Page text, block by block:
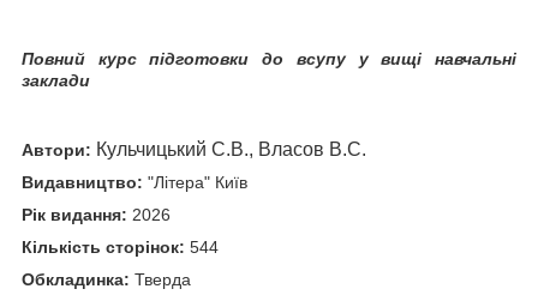
Повний курс підготовки до всупу у вищі навчальні
заклади
Автори: Кульчицький С.В., Власов В.С.
Видавництво: "Літера" Київ
Рік видання: 2026
Кількість сторінок: 544
Обкладинка: Тверда